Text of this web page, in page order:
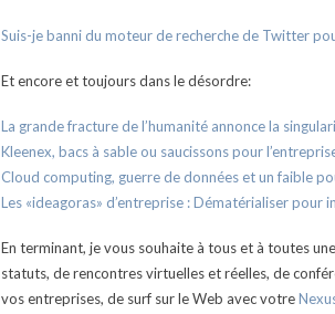
Suis-je banni du moteur de recherche de Twitter
Et encore et toujours dans le désordre:
La grande fracture de l’humanité annonce la
Kleenex, bacs à sable ou saucissons pour
Cloud computing, guerre de données et un faible
Les «ideagoras» d’entreprise : Dématérialiser pour
En terminant, je vous souhaite à tous et à toutes
statuts, de rencontres virtuelles et réelles, de
vos entreprises, de surf sur le Web avec votre